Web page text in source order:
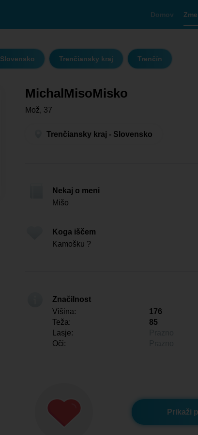
Domov
Slovensko Trenčiansky kraj Trenčín
MichalMisoMisko
Mož, 37
Trenčiansky kraj - Slovensko
Nekaj o meni
Mišo
Koga iščem
Kamošku ?
Značilnost
Višina:
176
Teža:
85
Lasje:
Oči:
Prikaži